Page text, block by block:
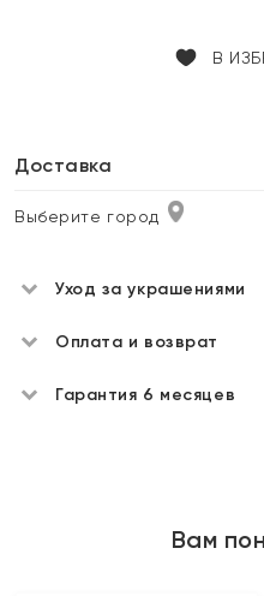
В
Доставка
Выберите город
Уход за украшениями
Оплата и возврат
Гарантия 6 месяцев
Вам